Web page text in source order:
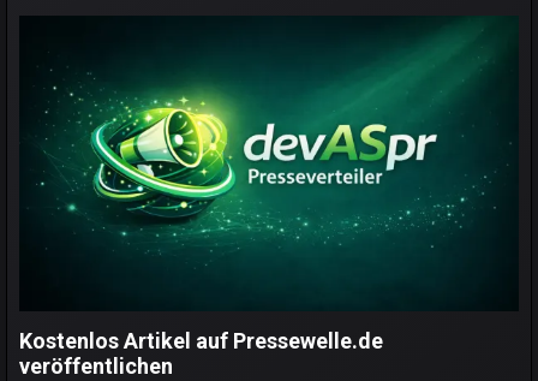
Kostenlos Artikel auf Pressewelle.de
veröffentlichen